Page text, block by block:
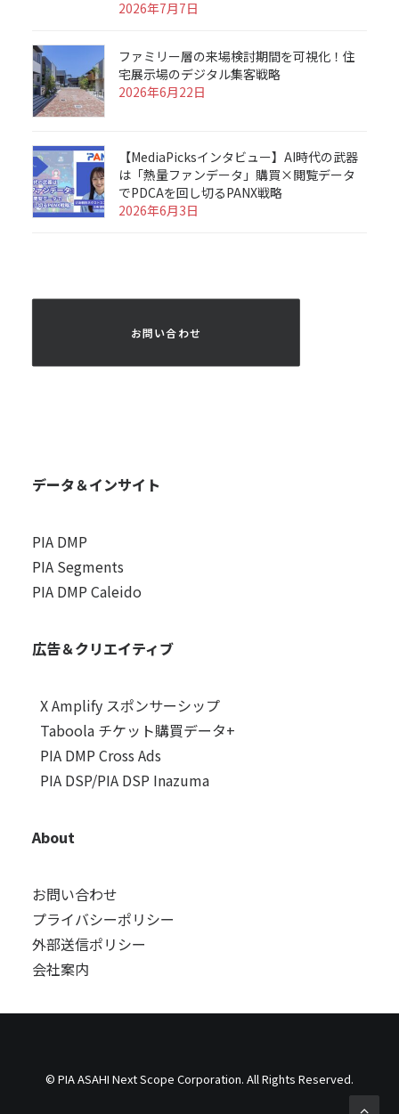
2026年7月7日
ファミリー層の来場検討期間を可視化！住
宅展示場のデジタル集客戦略
2026年6月22日
【MediaPicksインタビュー】AI時代の武器
は「熱量ファンデータ」購買×閲覧データ
でPDCAを回し切るPANX戦略
2026年6月3日
お問い合わせ
データ＆インサイト
PIA DMP
PIA Segments
PIA DMP Caleido
広告＆クリエイティブ
X Amplify スポンサーシップ
Taboola チケット購買データ+
PIA DMP Cross Ads
PIA DSP/PIA DSP Inazuma
About
お問い合わせ
プライバシーポリシー
外部送信ポリシー
会社案内
© PIA ASAHI Next Scope Corporation. All Rights Reserved.